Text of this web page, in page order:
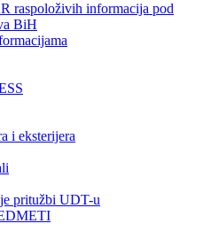
raspoloživih informacija pod
BiH
i eksterijera
pritužbi UDT-u